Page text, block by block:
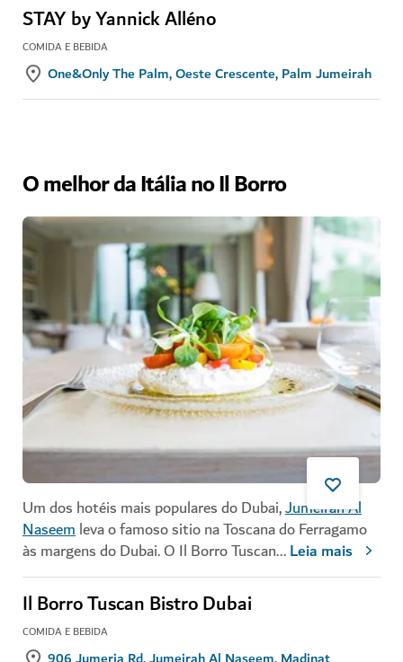
STAY by Yannick Alléno
COMIDA E BEBIDA
One&Only The Palm, Oeste Crescente, Palm Jumeirah
O melhor da Itália no Il Borro
Um dos hotéis mais populares do Dubai,Jumeirah Al
Naseemleva o famoso sitio na Toscana do Ferragamo
às margens do Dubai. O Il Borro Tuscan...Leia mais
Il Borro Tuscan Bistro Dubai
COMIDA E BEBIDA